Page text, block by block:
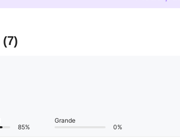
(7)
85%
Grande
0%